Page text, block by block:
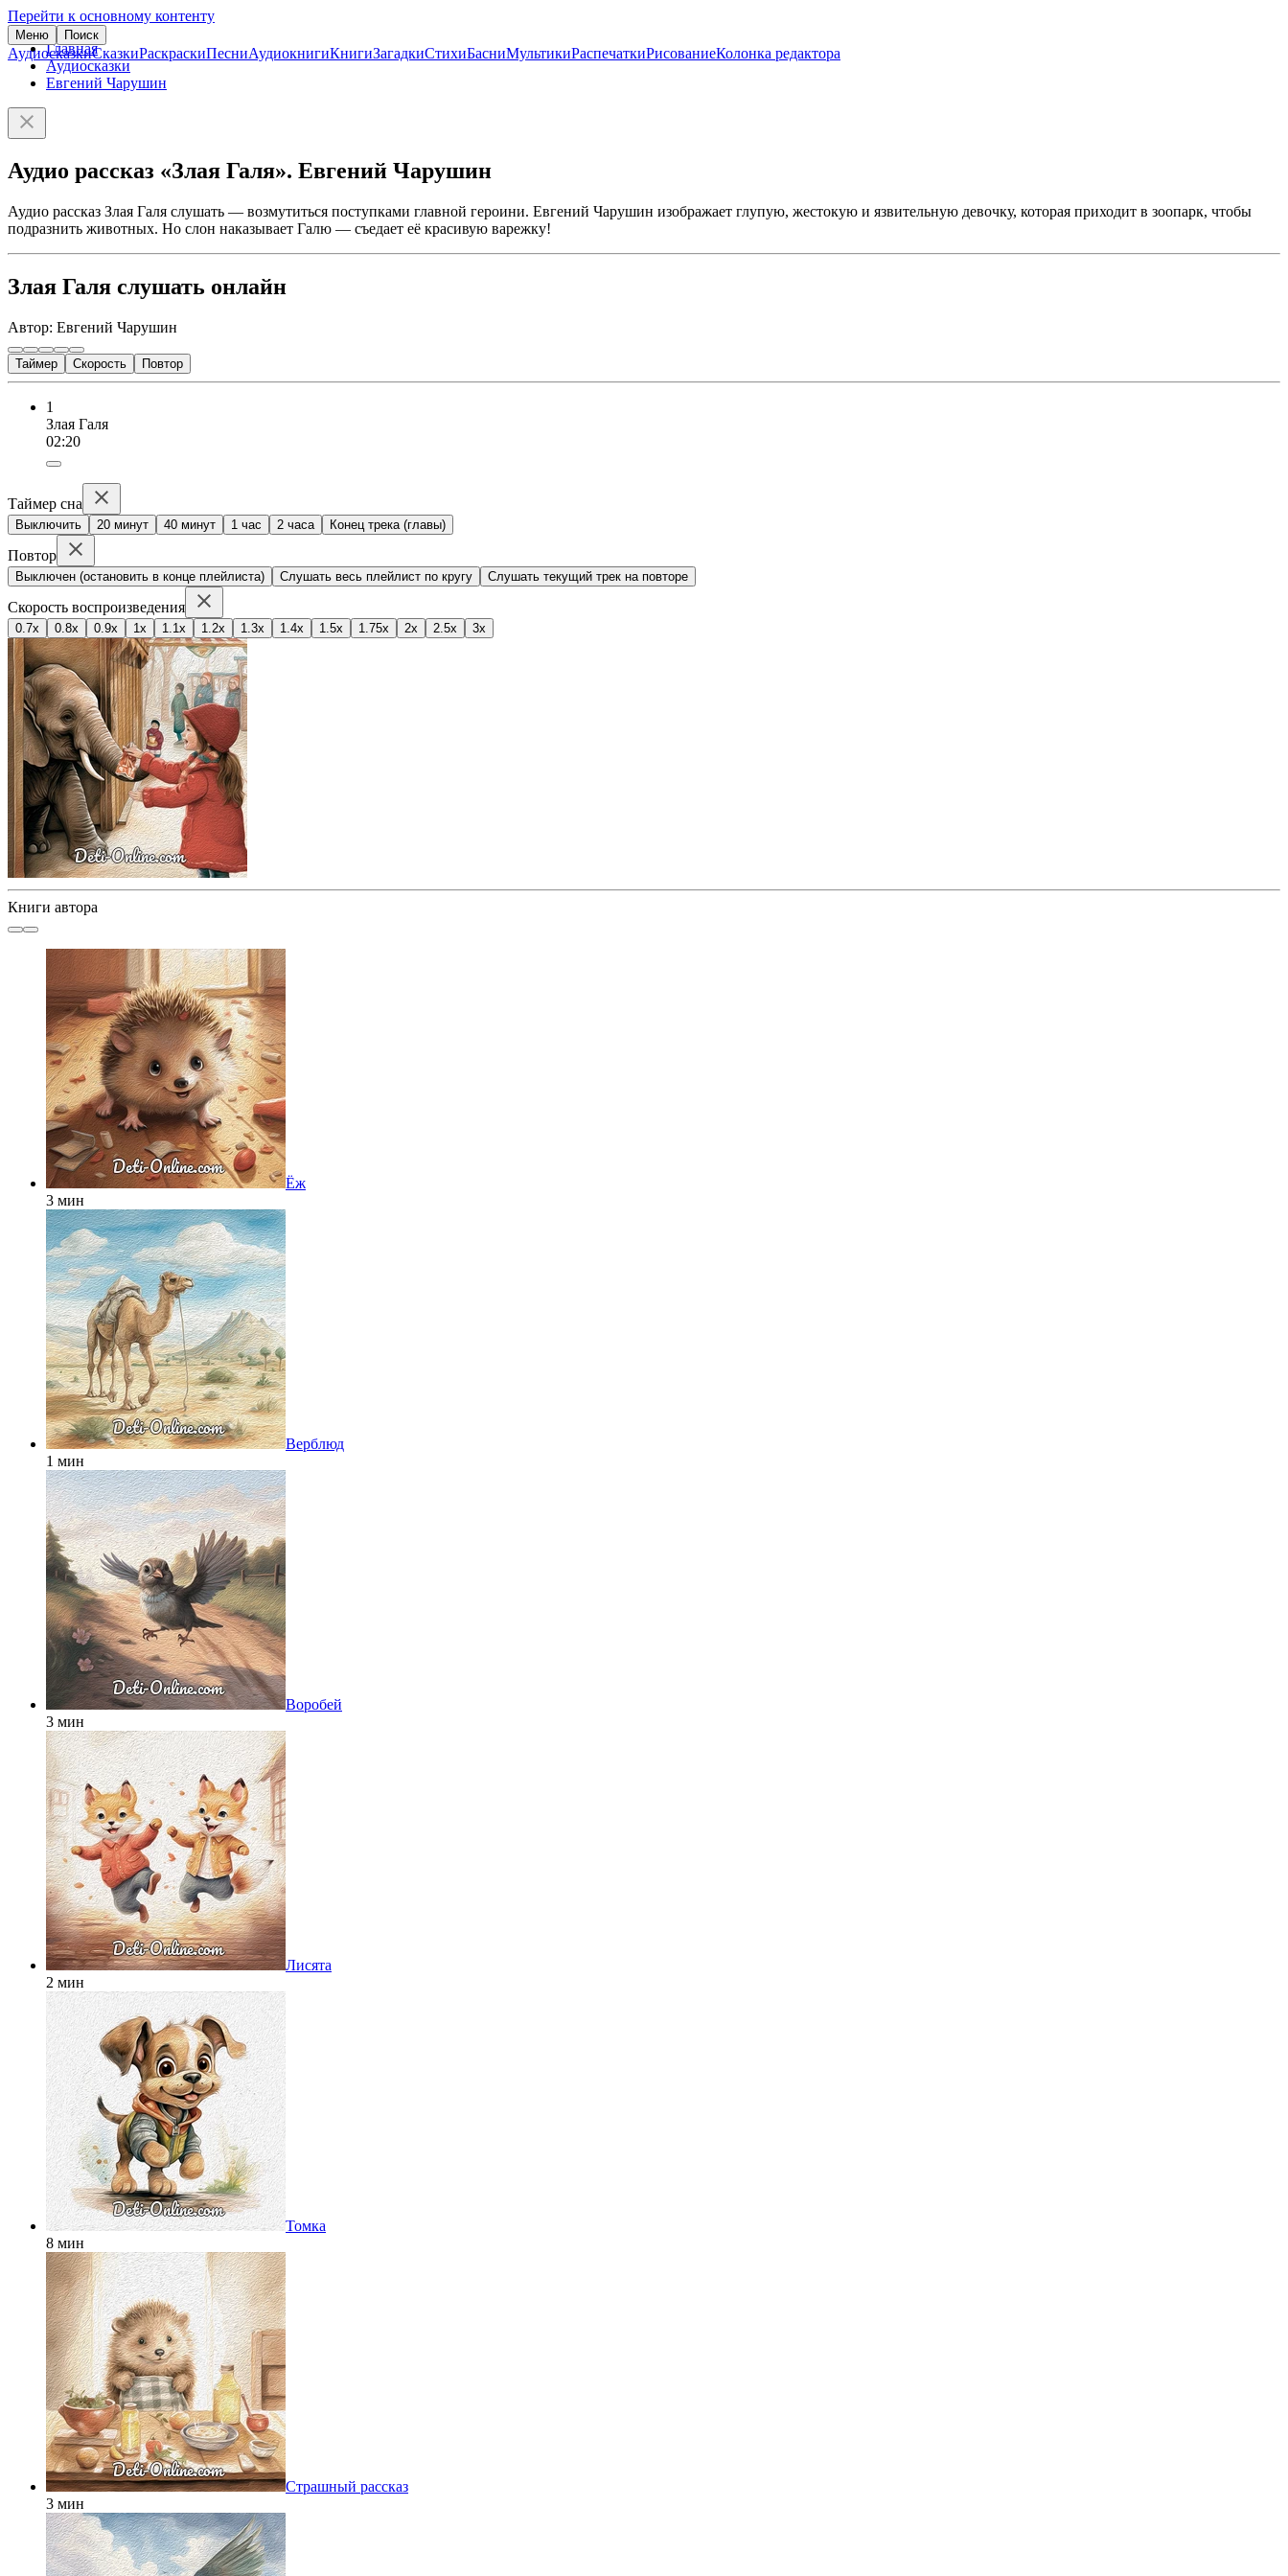
Перейти к основному контенту
Меню Поиск
АудиосказкиСказкиРаскраскиПесниАудиокнигиКнигиЗагадкиСтихиБасниМультикиРаспечаткиРисованиеКолонка редактора
Главная
Аудиосказки
Евгений Чарушин
Аудио рассказ «Злая Галя». Евгений Чарушин
Аудио рассказ Злая Галя слушать — возмутиться поступками главной героини. Евгений Чарушин изображает глупую, жестокую и язвительную девочку, которая приходит в зоопарк, чтобы
подразнить животных. Но слон наказывает Галю — съедает её красивую варежку!
Злая Галя слушать онлайн
Автор: Евгений Чарушин
Таймер Скорость Повтор
1
Злая Галя
02:20
Таймер сна
Выключить 20 минут 40 минут 1 час 2 часа Конец трека (главы)
Повтор
Выключен (остановить в конце плейлиста) Слушать весь плейлист по кругу Слушать текущий трек на повторе
Скорость воспроизведения
0.7x 0.8x 0.9x 1x 1.1x 1.2x 1.3x 1.4x 1.5x 1.75x 2x 2.5x 3x
Книги автора
Ёж
3 мин
Верблюд
1 мин
Воробей
3 мин
Лисята
2 мин
Томка
8 мин
Страшный рассказ
3 мин